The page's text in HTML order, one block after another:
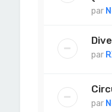
par
par
par